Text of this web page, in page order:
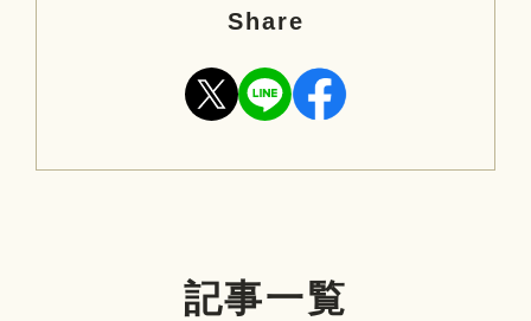
Share
記事一覧